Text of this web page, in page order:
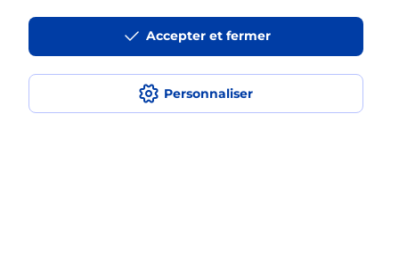
Personnaliser
Accepter et fermer
Comment envoyer un colis ou faire un
retour chez un e-commerçant sans se
déplacer ?
Envoyer un petit colis au meilleur